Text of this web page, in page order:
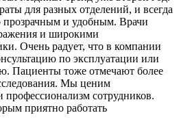
для разных отделений, и всегда
прозрачным и удобным. Врачи
и широкими
Очень радует, что в компании
по эксплуатации или
Пациенты тоже отмечают более
Мы ценим
сотрудников.
приятно работать